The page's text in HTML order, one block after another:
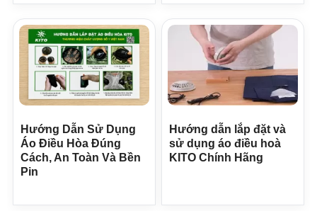
Hướng Dẫn Sử Dụng
Áo Điều Hòa Đúng
Cách, An Toàn Và Bền
Pin
Hướng dẫn lắp đặt và
sử dụng áo điều hoà
KITO Chính Hãng